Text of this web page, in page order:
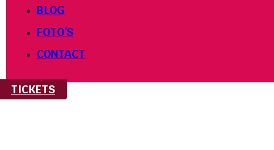
BLOG
FOTO’S
CONTACT
TICKETS